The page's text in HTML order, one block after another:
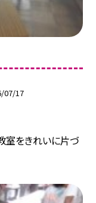
07/17
室をきれいに片づ